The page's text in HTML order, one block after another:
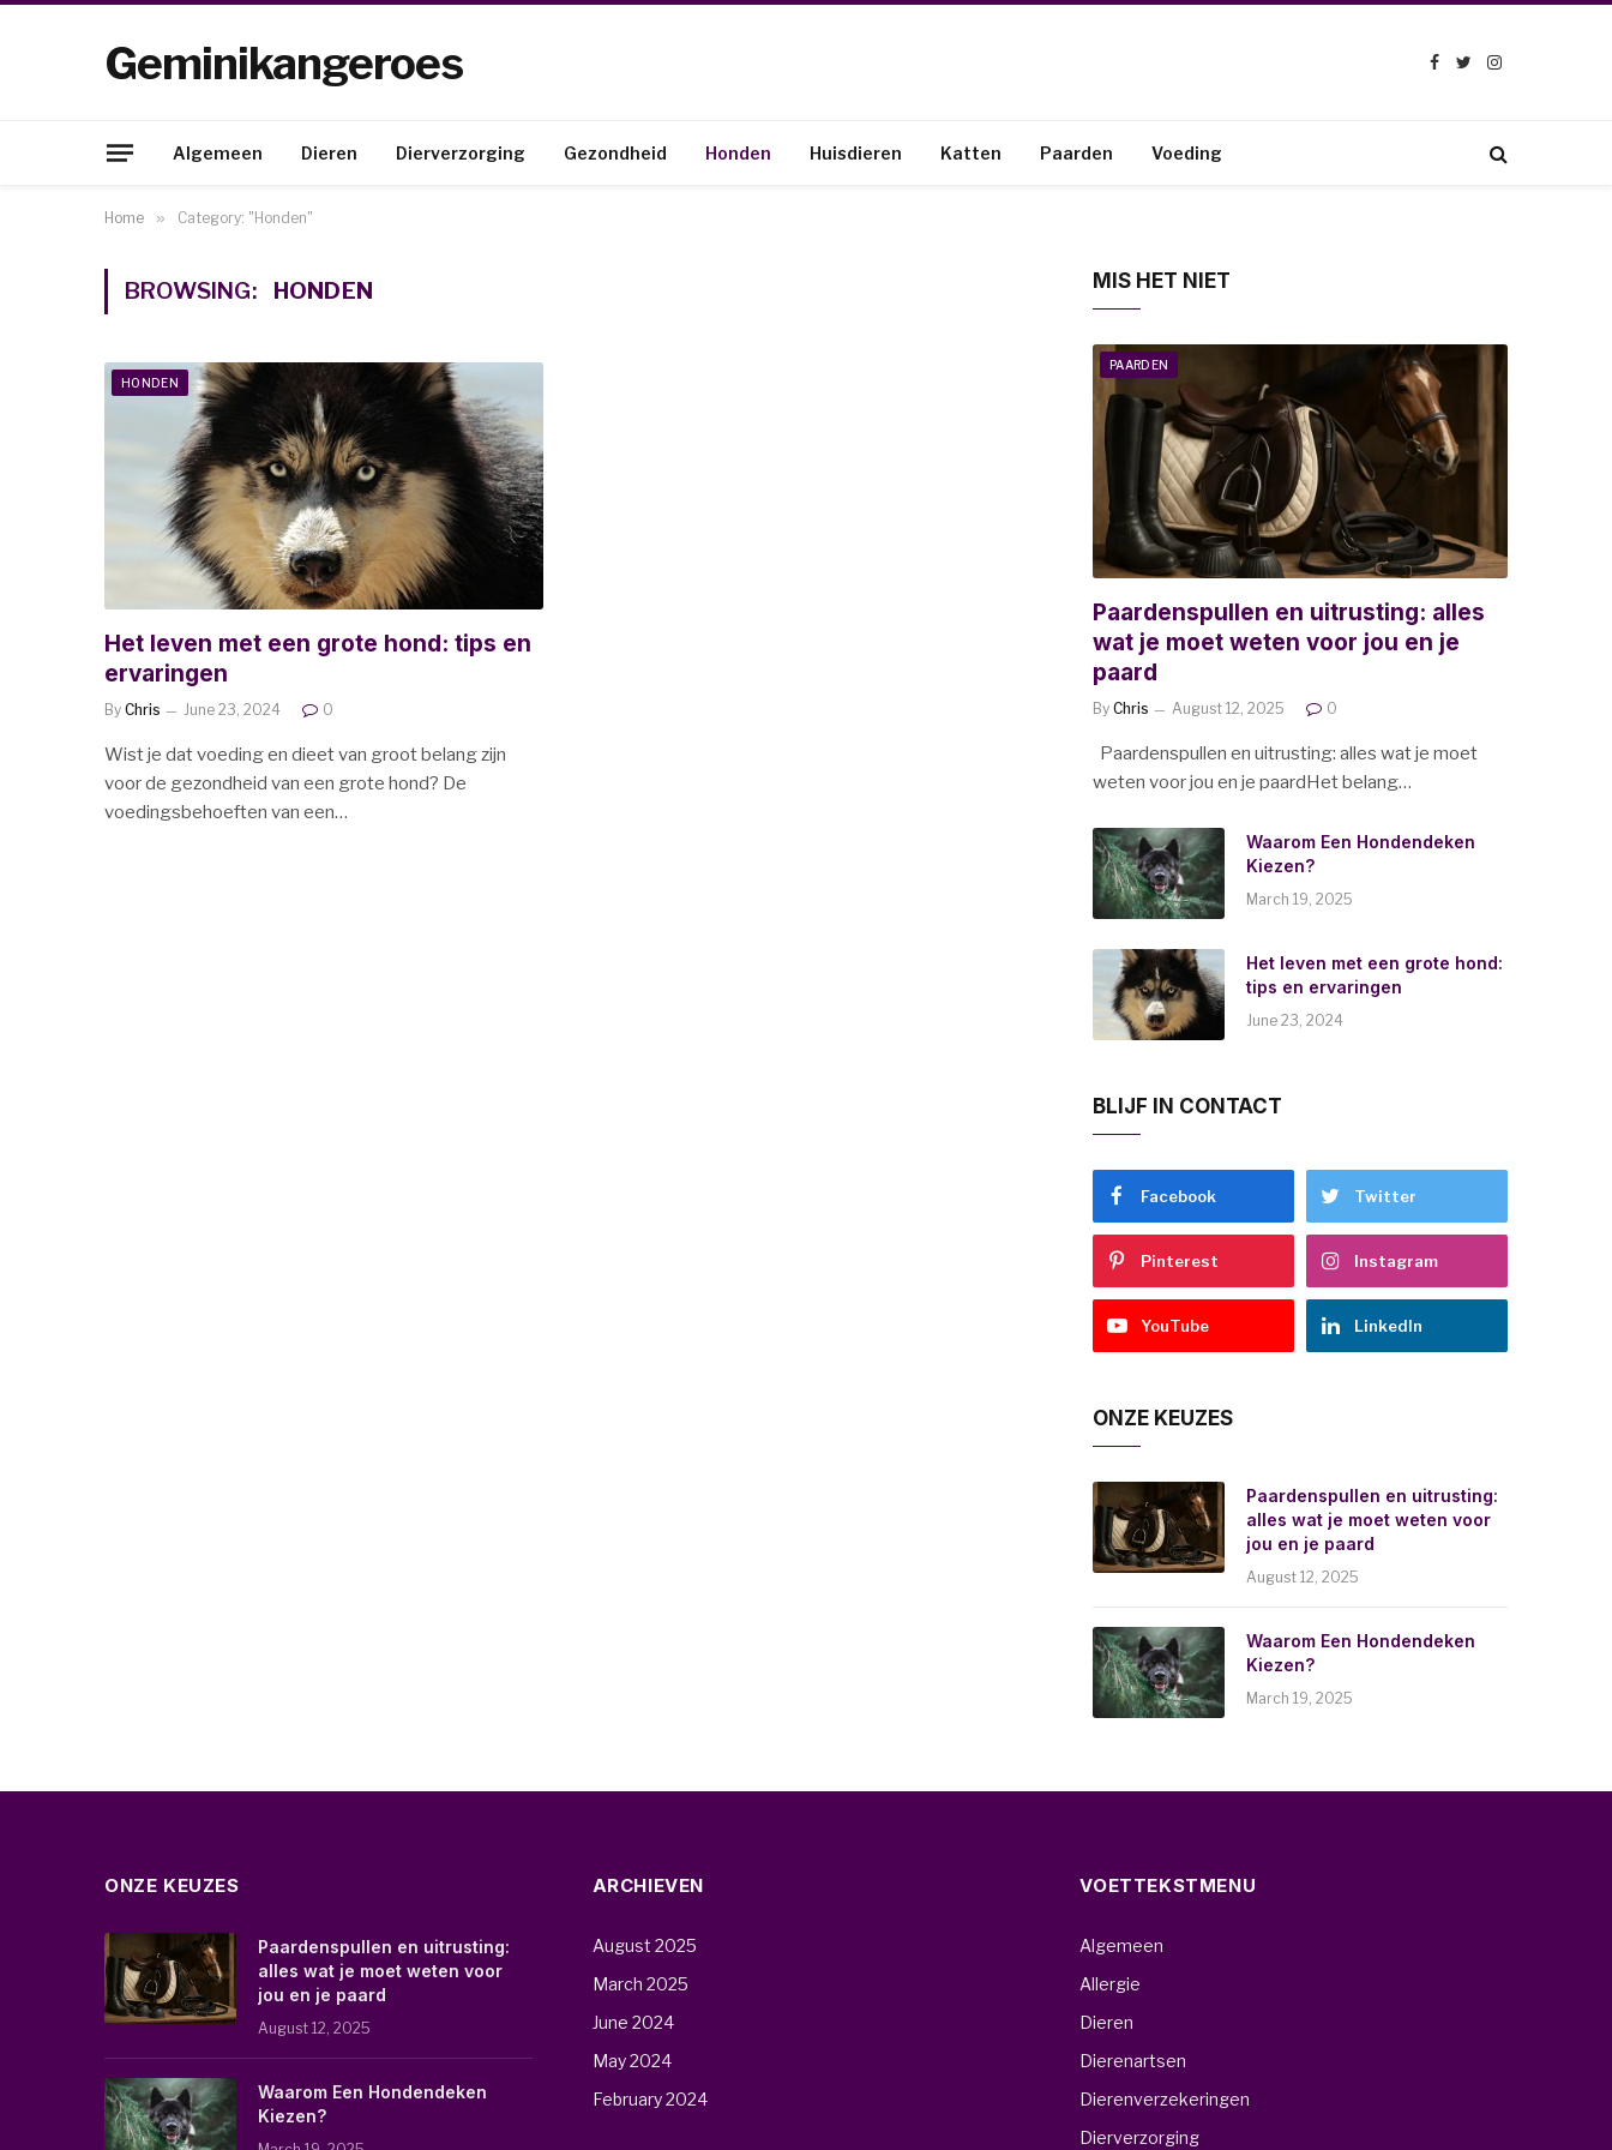
Geminikangeroes Facebook
TwitterInstagram
Algemeen Dieren Dierverzorging Gezondheid Honden Huisdieren Katten Paarden Voeding
Home » Category: "Honden"
BROWSING: HONDEN
HONDEN
Het leven met een grote hond: tips en
ervaringen
By Chris June 23, 2024 0
Wist je dat voeding en dieet van groot belang zijn
voor de gezondheid van een grote hond? De
voedingsbehoeften van een…
MIS HET NIET
PAARDEN
Paardenspullen en uitrusting: alles
wat je moet weten voor jou en je
paard
By Chris August 12, 2025 0
Paardenspullen en uitrusting: alles wat je moet
weten voor jou en je paardHet belang…
Waarom Een Hondendeken
Kiezen?
March 19, 2025
Het leven met een grote hond:
tips en ervaringen
June 23, 2024
BLIJF IN CONTACT
Facebook Twitter
Pinterest Instagram
YouTube LinkedIn
ONZE KEUZES
Paardenspullen en uitrusting:
alles wat je moet weten voor
jou en je paard
August 12, 2025
Waarom Een Hondendeken
Kiezen?
March 19, 2025
ONZE KEUZES
Paardenspullen en uitrusting:
alles wat je moet weten voor
jou en je paard
August 12, 2025
Waarom Een Hondendeken
Kiezen?
ARCHIEVEN
August 2025
March 2025
June 2024
May 2024
February 2024
VOETTEKSTMENU
Algemeen
Allergie
Dieren
Dierenartsen
Dierenverzekeringen
Dierverzorging